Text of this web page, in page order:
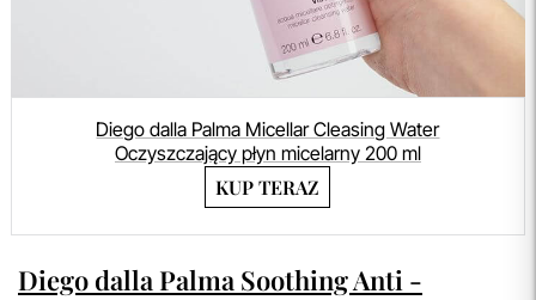
Diego dalla Palma Micellar Cleasing Water
Oczyszczający płyn micelarny 200 ml
KUP TERAZ
Diego dalla Palma Soothing Anti -